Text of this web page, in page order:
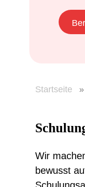
Startseite »
Wir
bewusst